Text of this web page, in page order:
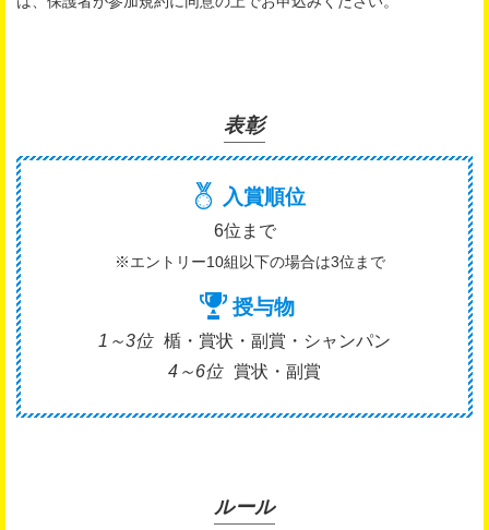
表彰
入賞順位
6位まで
※エントリー10組以下の場合は3位まで
授与物
1～3位 楯・賞状・副賞・シャンパン
4～6位
賞状・副賞
ルール